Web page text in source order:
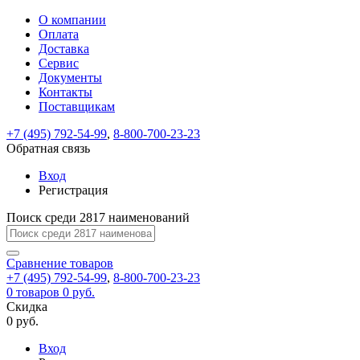
ВходРегистрация
Только
test@example.com
отправлена
по
ней
для
регистрации.
Ок
Только
Запомнить
меня
Забыли
Восстановление
пароля
Заполните
форму.
Мы
отправим
ссылку
на
указанный
электронный
адрес,
перейдя
по
которой
вы
новый
На
вашу
test@test.ru
отправлена
ссылка.
Перейдите
по
для
смены
пароля.
Введите
новый
пароль
Сменить
Пароль
успешно
Войти
Обратная
связь
Сообщение
пользовательского
соглашения
Ваше
сообщение
успешно
О компании
Оплата
Доставка
Сервис
Документы
Контакты
Поставщикам
+7 (495) 792-54-99, 8-800-700-23-23
Обратная связь
Вход
Регистрация
Поиск среди 2817 наименований
Сравнение товаров
+7 (495) 792-54-99, 8-800-700-23-23
0 товаров 0 руб.
Скидка
0 руб.
Вход